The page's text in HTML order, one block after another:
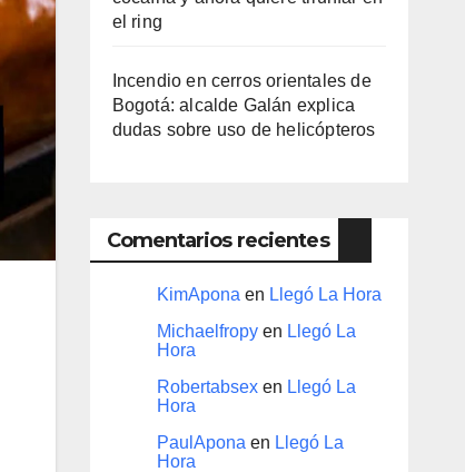
el ring​
Incendio en cerros orientales de
Bogotá: alcalde Galán explica
dudas sobre uso de helicópteros
Comentarios recientes
KimAponaen Llegó La Hora
Michaelfropyen Llegó La
Hora
Robertabsexen Llegó La
Hora
PaulAponaen Llegó La
Hora